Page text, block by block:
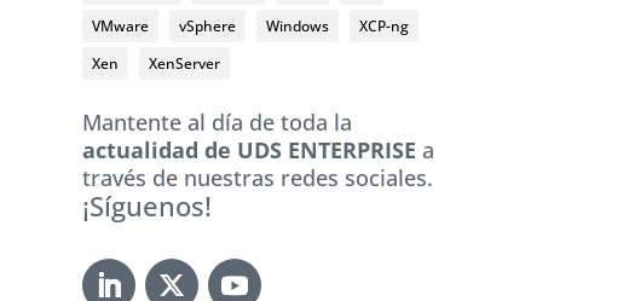
VMware
vSphere Windows
XCP-ng
Xen
XenServer
Mantente al día de toda la
actualidad de UDS ENTERPRISE a
través de nuestras redes sociales.
¡Síguenos!